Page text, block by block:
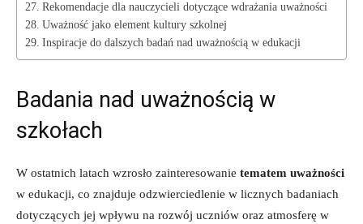
Rekomendacje‍ dla nauczycieli ⁢dotyczące⁣ wdrażania uważności
Uważność jako element kultury szkolnej
Inspiracje do⁢ dalszych badań nad uważnością w edukacji
Badania nad uważnością ⁢w
szkołach
W⁤ ostatnich ⁣latach ⁤wzrosło zainteresowanie tematem ‍uważności
w edukacji, co znajduje odzwierciedlenie w licznych‍ badaniach
dotyczących ‍jej wpływu na rozwój uczniów oraz atmosferę⁤ w